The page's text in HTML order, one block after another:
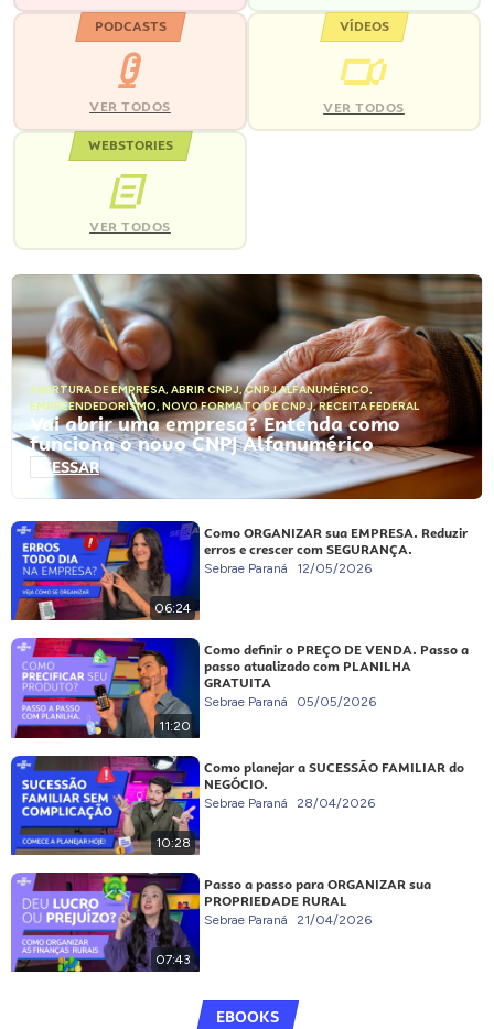
PODCASTS
VER TODOS
VÍDEOS
VER TODOS
WEBSTORIES
VER TODOS
ABERTURA DE EMPRESA, ABRIR CNPJ,CNPJ ALFANUMÉRICO,
EMPREENDEDORISMO, NOVO FORMATO DE CNPJ,RECEITA FEDERAL
Vai abrir uma empresa? Entenda como
funciona o novo CNPJ Alfanumérico
ACESSAR
06:24
Como ORGANIZAR sua EMPRESA. Reduzir
erros e crescer com SEGURANÇA.
Sebrae Paraná 12/05/2026
11:20
Como definir o PREÇO DE VENDA. Passo a
passo atualizado com PLANILHA
GRATUITA
Sebrae Paraná 05/05/2026
10:28
Como planejar a SUCESSÃO FAMILIAR do
NEGÓCIO.
Sebrae Paraná 28/04/2026
07:43
Passo a passo para ORGANIZAR sua
PROPRIEDADE RURAL
Sebrae Paraná 21/04/2026
EBOOKS